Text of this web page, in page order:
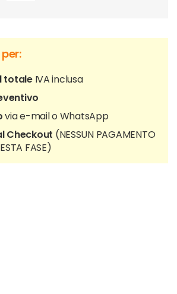
totaleIVA inclusa
via e-mail o WhatsApp
Checkout (NESSUN PAGAMENTO
FASE)